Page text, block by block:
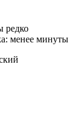
редко
менее минуты